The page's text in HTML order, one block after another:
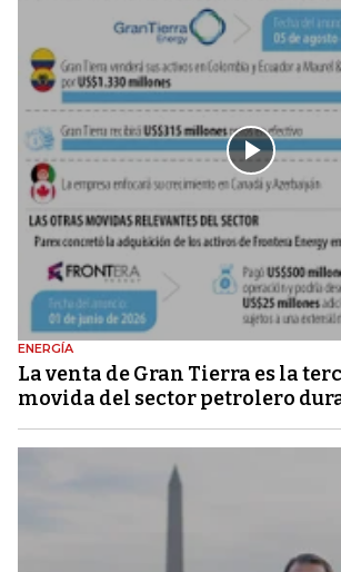
ENERGÍA
La venta de Gran Tierra es la
movida del sector petrolero